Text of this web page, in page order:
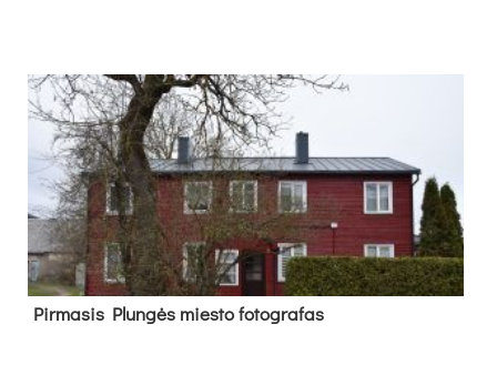
Pir­ma­sis Plun­gės mies­to fo­tog­ra­fas